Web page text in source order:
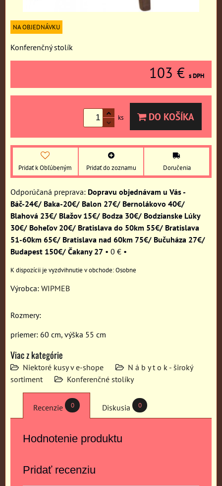
NA OBJEDNÁVKU
Konferenčný stolík
103 € s DPH
ks DO KOŠÍKA
Pridať k Obľúbeným Pridať do zoznamu Doručenia
Dopravu objednávam u Vás -
Báč-24€/ Baka-20€/ Balon 27€/ Bernolákovo 40€/
Blahová 23€/ Blažov 15€/ Bodza 30€/ Bodzianske Lúky
30€/ Boheľov 20€/ Bratislava do 50km 55€/ Bratislava
51-60km 65€/ Bratislava nad 60km 75€/ Bučuháza 27€/
Budapest 150€/ Čakany 27 • 0 € •
Osobne
Výrobca: WIPMEB
Rozmery:
priemer: 60 cm, výška 55 cm
Viac z kategórie
Niektoré kusy v e-shope
N á b y t o k - široký
sortiment
Konferenčné stolíky
Recenzie 0 Diskusia 0
Hodnotenie produktu
Pridať recenziu